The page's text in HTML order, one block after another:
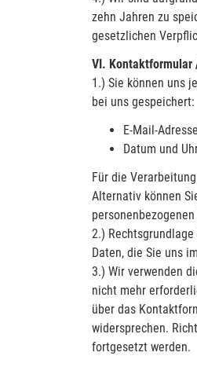
zehn Jahren zu
gesetzlichen
VI. Kontaktformular
1.) Sie können uns
bei uns gespeichert:
E-Mail-Adresse
Datum und
Für die
Alternativ können
2.)
Daten, die Sie uns
3.) Wir verwenden
nicht mehr
über das
widersprechen.
fortgesetzt werden.